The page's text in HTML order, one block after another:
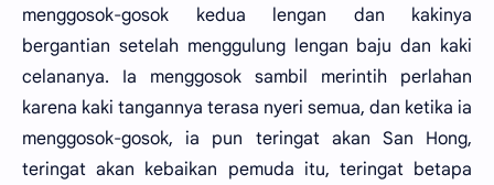
menggosok-gosok kedua lengan dan kakinya
bergantian setelah menggulung lengan baju dan kaki
celananya. Ia menggosok sambil merintih perlahan
karena kaki tangannya terasa nyeri semua, dan ketika ia
menggosok-gosok, ia pun teringat akan San Hong,
teringat akan kebaikan pemuda itu, teringat betapa